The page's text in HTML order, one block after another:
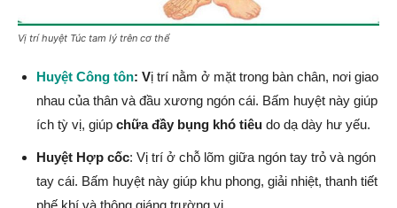
Vị trí huyệt Túc tam lý trên cơ thể
Huyệt Công tôn: Vị trí nằm ở mặt trong bàn chân, nơi giao
nhau của thân và đầu xương ngón cái. Bấm huyệt này giúp
ích tỳ vị, giúp chữa đầy bụng khó tiêu do dạ dày hư yếu.
Huyệt Hợp cốc: Vị trí ở chỗ lõm giữa ngón tay trỏ và ngón
tay cái. Bấm huyệt này giúp khu phong, giải nhiệt, thanh tiết
phế khí và thông giáng trường vị.